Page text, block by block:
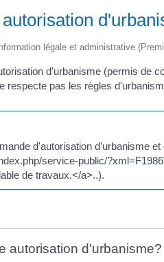
légale et administrative
d'urbanisme (permis de
respecte pas les règles
d'autorisation d’urbanisme
service-public/
de travaux.</a>..).
autorisation d'urbanisme?